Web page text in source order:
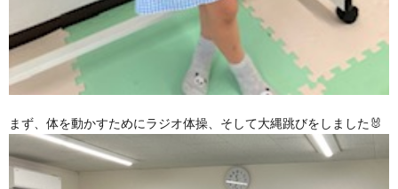
まず、体を動かすためにラジオ体操、そして大縄跳びをしました🐰